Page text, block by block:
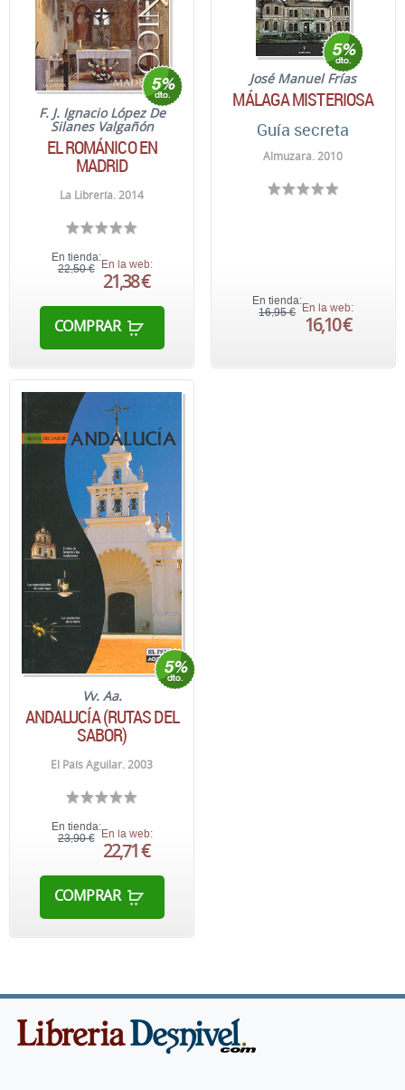
F. J. Ignacio López De
Silanes Valgañón
EL ROMÁNICO EN
MADRID
La Librería. 2014
En tienda:
22,50 € En la web:
21,38 €
COMPRAR
José Manuel Frías
MÁLAGA MISTERIOSA
Guía secreta
Almuzara. 2010
En tienda:
16,95 €
En la web:
16,10 €
Vv. Aa.
ANDALUCÍA (RUTAS DEL
SABOR)
El País Aguilar. 2003
En tienda:
23,90 € En la web:
22,71 €
COMPRAR